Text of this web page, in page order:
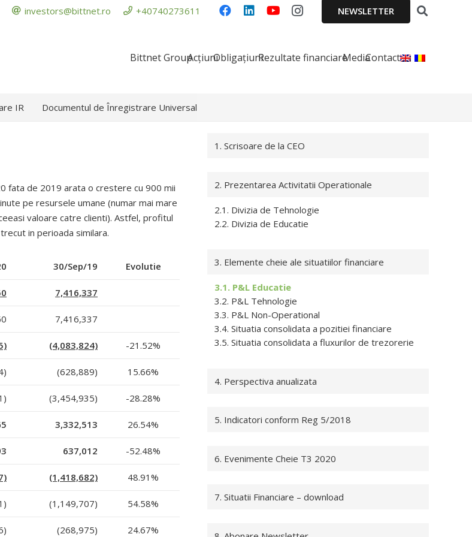
investors@bittnet.ro +40740273611 NEWSLETTER
Bittnet GroupAcțiuniObligațiuniRezultate financiareMediaContact
IR Documentul de Înregistrare Universal
fata de 2019 arata o crestere cu 900 mii
pe resursele umane (numar mai mare
valoare catre clienti). Astfel, profitul
in perioada similara.
30/Sep/19 Evolutie
7,416,337
7,416,337
(4,083,824) -21.52%
(628,889) 15.66%
(3,454,935) -28.28%
3,332,513 26.54%
637,012 -52.48%
(1,418,682) 48.91%
(1,149,707) 54.58%
(268,975) 24.67%
1. Scrisoare de la CEO
2. Prezentarea Activitatii Operationale
2.1. Divizia de Tehnologie
2.2. Divizia de Educatie
3. Elemente cheie ale situatiilor financiare
3.1. P&L Educatie
3.2. P&L Tehnologie
3.3. P&L Non-Operational
3.4. Situatia consolidata a pozitiei financiare
3.5. Situatia consolidata a fluxurilor de trezorerie
4. Perspectiva anualizata
5. Indicatori conform Reg 5/2018
6. Evenimente Cheie T3 2020
7. Situatii Financiare – download